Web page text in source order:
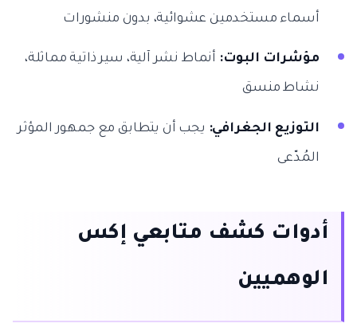
أسماء مستخدمين عشوائية، بدون منشورات
مؤشرات البوت:أنماط نشر آلية، سير ذاتية مماثلة،
نشاط منسق
التوزيع الجغرافي:يجب أن يتطابق مع جمهور المؤثر
المُدّعى
أدوات كشف متابعي إكس
الوهميين